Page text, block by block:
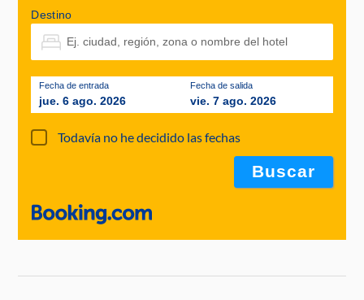
Destino
Fecha de entrada
jue. 6 ago. 2026
Fecha de salida
vie. 7 ago. 2026
Todavía no he decidido las fechas